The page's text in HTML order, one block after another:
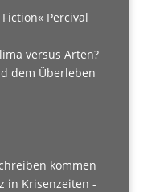
Percival
versus Arten?
dem Überleben
kommen
in Krisenzeiten -